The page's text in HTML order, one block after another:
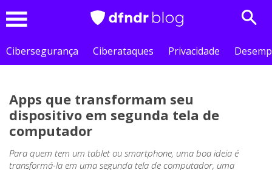
Cibersegurança
Ciberataques Privacidade
Apps que transformam seu
dispositivo em segunda tela de
computador
Para quem tem um tablet ou smartphone, uma boa ideia é
transformá-la em uma segunda tela de computador, uma